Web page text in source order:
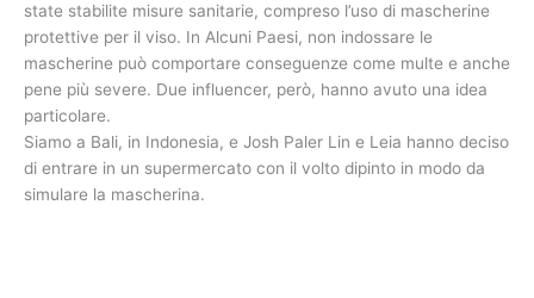
state stabilite misure sanitarie, compreso l’uso di mascherine
protettive per il viso. In Alcuni Paesi, non indossare le
mascherine può comportare conseguenze come multe e anche
pene più severe. Due influencer, però, hanno avuto una idea
particolare.
Siamo a Bali, in Indonesia, e Josh Paler Lin e Leia hanno deciso
di entrare in un supermercato con il volto dipinto in modo da
simulare la mascherina.